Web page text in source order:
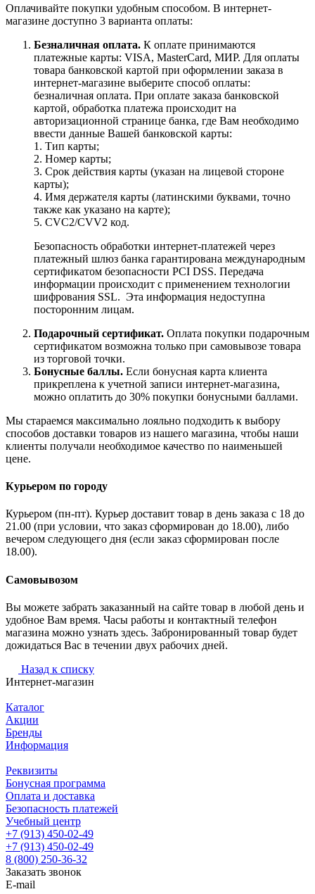
Оплачивайте покупки удобным способом. В интернет-
магазине доступно 3 варианта оплаты:
Безналичная оплата. К оплате принимаются
платежные карты: VISA, MasterCard, МИР. Для оплаты
товара банковской картой при оформлении заказа в
интернет-магазине выберите способ оплаты:
безналичная оплата. При оплате заказа банковской
картой, обработка платежа происходит на
авторизационной странице банка, где Вам необходимо
ввести данные Вашей банковской карты:
1. Тип карты;
2. Номер карты;
3. Срок действия карты (указан на лицевой стороне
карты);
4. Имя держателя карты (латинскими буквами, точно
также как указано на карте);
5. CVC2/CVV2 код.
Безопасность обработки интернет-платежей через
платежный шлюз банка гарантирована международным
сертификатом безопасности PCI DSS. Передача
информации происходит с применением технологии
шифрования SSL. Эта информация недоступна
посторонним лицам.
Подарочный сертификат. Оплата покупки подарочным
сертификатом возможна только при самовывозе товара
из торговой точки.
Бонусные баллы. Если бонусная карта клиента
прикреплена к учетной записи интернет-магазина,
можно оплатить до 30% покупки бонусными баллами.
Мы стараемся максимально лояльно подходить к выбору
способов доставки товаров из нашего магазина, чтобы наши
клиенты получали необходимое качество по наименьшей
цене.
Курьером по городу
Курьером (пн-пт). Курьер доставит товар в день заказа с 18 до
21.00 (при условии, что заказ сформирован до 18.00), либо
вечером следующего дня (если заказ сформирован после
18.00).
Самовывозом
Вы можете забрать заказанный на сайте товар в любой день и
удобное Вам время. Часы работы и контактный телефон
магазина можно узнать здесь. Забронированный товар будет
дожидаться Вас в течении двух рабочих дней.
Назад к списку
Интернет-магазин
Каталог
Акции
Бренды
Информация
Реквизиты
Бонусная программа
Оплата и доставка
Безопасность платежей
Учебный центр
+7 (913) 450-02-49
+7 (913) 450-02-49
8 (800) 250-36-32
Заказать звонок
E-mail